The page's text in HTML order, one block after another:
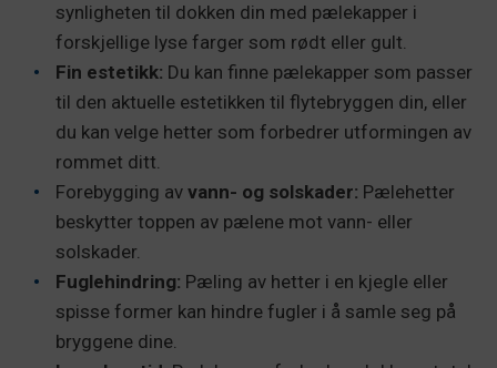
synligheten til dokken din med pælekapper i
forskjellige lyse farger som rødt eller gult.
Fin estetikk: Du kan finne pælekapper som passer
til den aktuelle estetikken til flytebryggen din, eller
du kan velge hetter som forbedrer utformingen av
rommet ditt.
Forebygging av vann- og solskader: Pælehetter
beskytter toppen av pælene mot vann- eller
solskader.
Fuglehindring: Pæling av hetter i en kjegle eller
spisse former kan hindre fugler i å samle seg på
bryggene dine.